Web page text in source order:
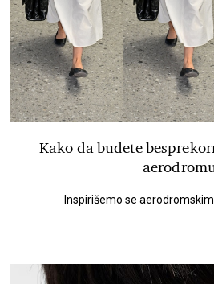
Kako da budete
Inspirišemo se